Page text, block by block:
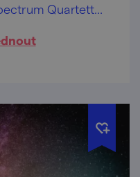
Quartett